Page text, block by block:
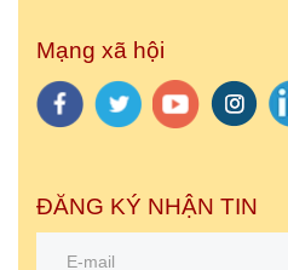
Mạng xã hội
ĐĂNG KÝ NHẬN TIN